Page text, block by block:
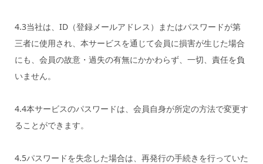
4.3当社は、ID（登録メールアドレス）またはパスワードが第
三者に使用され、本サービスを通じて会員に損害が生じた場合
にも、会員の故意・過失の有無にかかわらず、一切、責任を負
いません。
4.4本サービスのパスワードは、会員自身が所定の方法で変更す
ることができます。
4.5パスワードを失念した場合は、再発行の手続きを行っていた